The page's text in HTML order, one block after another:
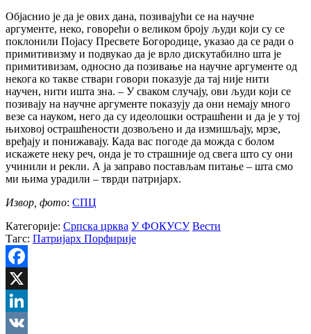
Објаснио је да је ових дана, позивајући се на научне
аргументе, неко, говорећи о великом броју људи који су се
поклонили Појасу Пресвете Богородице, указао да се ради о
примитивизму и подвукао да је врло дискутабилно шта је
примитивизам, односно да позивање на научне аргументе од
некога ко такве ствари говори показује да тај није нити
научен, нити ишта зна. – У сваком случају, ови људи који се
позивају на научне аргументе показују да они немају много
везе са науком, него да су идеолошки острашћени и да је у тој
њиховој острашћености дозвољено и да измишљају, мрзе,
вређају и понижавају. Када вас погоде да можда с болом
искажете неку реч, онда је то страшније од свега што су они
учинили и рекли. А ја заправо постављам питање – шта смо
ми њима урадили – тврди патријарх.
Извор, фото: СПЦ
Категорије: Српска црква У ФОКУСУ Вести
Тагс: Патријарх Порфирије
Facebook
X
LinkedIn